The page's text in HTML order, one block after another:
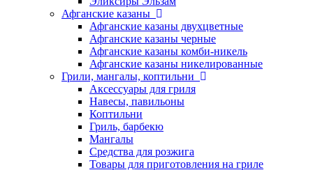
Афганские казаны
Афганские казаны двухцветные
Афганские казаны черные
Афганские казаны комби-никель
Афганские казаны никелированные
Грили, мангалы, коптильни
Аксессуары для гриля
Навесы, павильоны
Коптильни
Гриль, барбекю
Мангалы
Средства для розжига
Товары для приготовления на гриле